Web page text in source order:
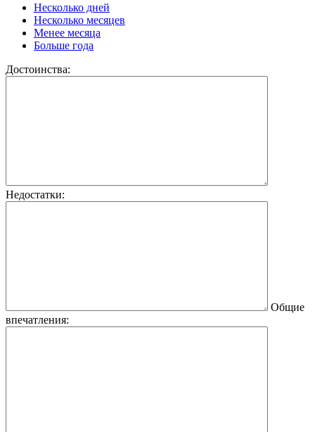
Несколько дней
Несколько месяцев
Менее месяца
Больше года
Достоинства:
Недостатки:
Общие
впечатления: